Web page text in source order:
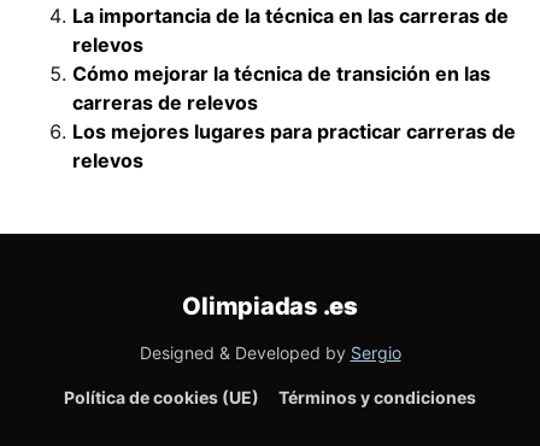
La importancia de la técnica en las carreras de
relevos
Cómo mejorar la técnica de transición en las
carreras de relevos
Los mejores lugares para practicar carreras de
relevos
Política de cookies (UE) Términos y condiciones
Olimpiadas .es
Designed & Developed by Sergio